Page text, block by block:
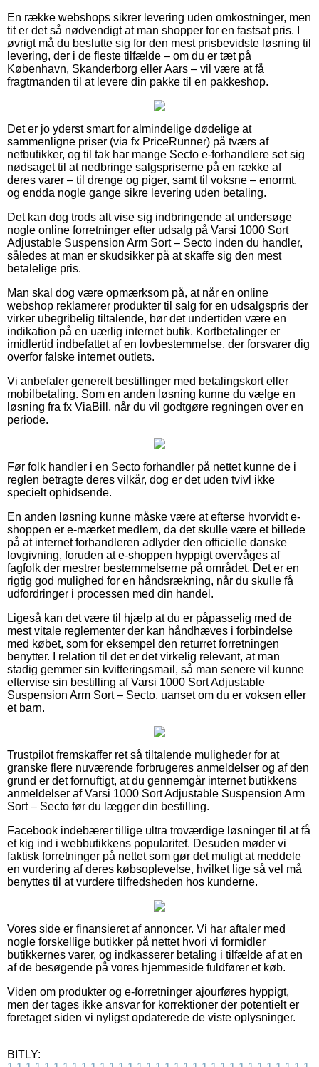
En række webshops sikrer levering uden omkostninger, men
tit er det så nødvendigt at man shopper for en fastsat pris. I
øvrigt må du beslutte sig for den mest prisbevidste løsning til
levering, der i de fleste tilfælde – om du er tæt på
København, Skanderborg eller Aars – vil være at få
fragtmanden til at levere din pakke til en pakkeshop.
Det er jo yderst smart for almindelige dødelige at
sammenligne priser (via fx PriceRunner) på tværs af
netbutikker, og til tak har mange Secto e-forhandlere set sig
nødsaget til at nedbringe salgspriserne på en række af
deres varer – til drenge og piger, samt til voksne – enormt,
og endda nogle gange sikre levering uden betaling.
Det kan dog trods alt vise sig indbringende at undersøge
nogle online forretninger efter udsalg på Varsi 1000 Sort
Adjustable Suspension Arm Sort – Secto inden du handler,
således at man er skudsikker på at skaffe sig den mest
betalelige pris.
Man skal dog være opmærksom på, at når en online
webshop reklamerer produkter til salg for en udsalgspris der
virker ubegribelig tiltalende, bør det undertiden være en
indikation på en uærlig internet butik. Kortbetalinger er
imidlertid indbefattet af en lovbestemmelse, der forsvarer dig
overfor falske internet outlets.
Vi anbefaler generelt bestillinger med betalingskort eller
mobilbetaling. Som en anden løsning kunne du vælge en
løsning fra fx ViaBill, når du vil godtgøre regningen over en
periode.
Før folk handler i en Secto forhandler på nettet kunne de i
reglen betragte deres vilkår, dog er det uden tvivl ikke
specielt ophidsende.
En anden løsning kunne måske være at efterse hvorvidt e-
shoppen er e-mærket medlem, da det skulle være et billede
på at internet forhandleren adlyder den officielle danske
lovgivning, foruden at e-shoppen hyppigt overvåges af
fagfolk der mestrer bestemmelserne på området. Det er en
rigtig god mulighed for en håndsrækning, når du skulle få
udfordringer i processen med din handel.
Ligeså kan det være til hjælp at du er påpasselig med de
mest vitale reglementer der kan håndhæves i forbindelse
med købet, som for eksempel den returret forretningen
benytter. I relation til det er det virkelig relevant, at man
stadig gemmer sin kvitteringsmail, så man senere vil kunne
eftervise sin bestilling af Varsi 1000 Sort Adjustable
Suspension Arm Sort – Secto, uanset om du er voksen eller
et barn.
Trustpilot fremskaffer ret så tiltalende muligheder for at
granske flere nuværende forbrugeres anmeldelser og af den
grund er det fornuftigt, at du gennemgår internet butikkens
anmeldelser af Varsi 1000 Sort Adjustable Suspension Arm
Sort – Secto før du lægger din bestilling.
Facebook indebærer tillige ultra troværdige løsninger til at få
et kig ind i webbutikkens popularitet. Desuden møder vi
faktisk forretninger på nettet som gør det muligt at meddele
en vurdering af deres købsoplevelse, hvilket lige så vel må
benyttes til at vurdere tilfredsheden hos kunderne.
Vores side er finansieret af annoncer. Vi har aftaler med
nogle forskellige butikker på nettet hvori vi formidler
butikkernes varer, og indkasserer betaling i tilfælde af at en
af de besøgende på vores hjemmeside fuldfører et køb.
Viden om produkter og e-forretninger ajourføres hyppigt,
men der tages ikke ansvar for korrektioner der potentielt er
foretaget siden vi nyligst opdaterede de viste oplysninger.
BITLY: